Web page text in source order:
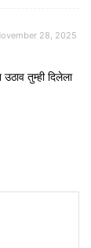
28, 2025
तुम्ही दिलेला